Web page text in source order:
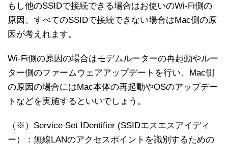
もし他のSSIDで接続できる場合はお使いのWi-Fi側の
原因、すべてのSSIDで接続できない場合はMac側の原
因が考えれます。
Wi-Fi側の原因の場合はモデムルーターの再起動やルー
ター側のファームウェアアップデートを行い、Mac側
の原因の場合にはMac本体の再起動やOSのアップデー
トなどを実施するといいでしょう。
（※）Service Set IDentifier (SSIDエスエスアイディ
ー）：無線LANのアクセスポイントを識別するための